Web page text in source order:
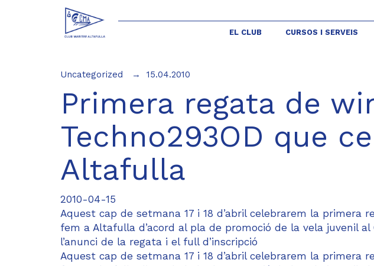
EL CLUB CURSOS I SERVEIS
Uncategorized 15.04.2010
Primera regata de
Techno293OD que
Altafulla
2010-04-15
Aquest cap de setmana 17 i 18 d’abril celebrarem la primera
fem a Altafulla d’acord al pla de promoció de la vela juvenil
l’anunci de la regata i el full d’inscripció
Aquest cap de setmana 17 i 18 d’abril celebrarem la primera